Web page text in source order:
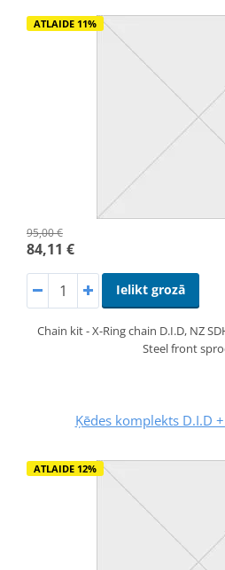
ATLAIDE 11%
95,00 €
84,11 €
Ielikt grozā
Chain kit - X-Ring chain D.I.D, NZ
Steel front
Ķēdes komplekts D.I.D
ATLAIDE 12%